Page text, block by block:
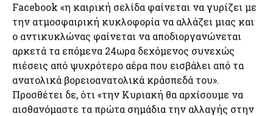
Facebook «η καιρική σελίδα φαίνεται να γυρίζει με
την ατμοσφαιρική κυκλοφορία να αλλάζει μιας και
ο αντικυκλώνας φαίνεται να αποδιοργανώνεται
αρκετά τα επόμενα 24ωρα δεχόμενος συνεχώς
πιέσεις από ψυχρότερο αέρα που εισβάλει από τα
ανατολικά βορειοανατολικά κράσπεδά του».
Προσθέτει δε, ότι «την Κυριακή θα αρχίσουμε να
αισθανόμαστε τα πρώτα σημάδια την αλλαγής στην